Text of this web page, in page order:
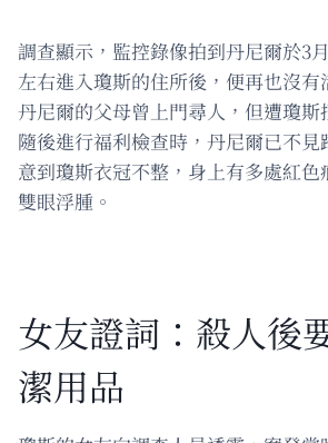
調查顯示，監控錄像拍到丹尼爾於3
左右進入瓊斯的住所後，便再也沒有
丹尼爾的父母曾上門尋人，但遭瓊斯
隨後進行福利檢查時，丹尼爾已不見
意到瓊斯衣冠不整，身上有多處紅色
雙眼浮腫。
女友證詞：殺人後
潔用品